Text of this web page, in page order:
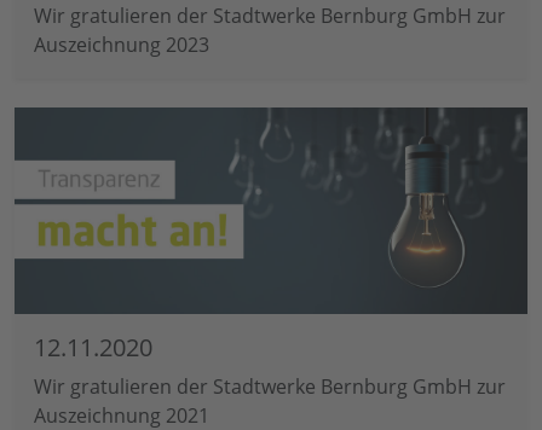
Wir gratulieren der Stadtwerke Bernburg GmbH zur
Auszeichnung 2023
12.11.2020
Wir gratulieren der Stadtwerke Bernburg GmbH zur
Auszeichnung 2021